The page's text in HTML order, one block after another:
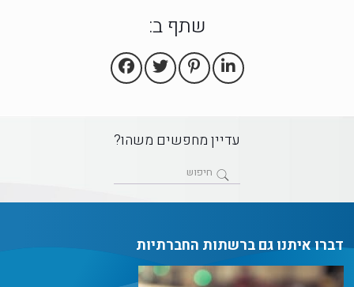
שתף ב:
עדיין מחפשים משהו?
דברו איתנו גם ברשתות החברתיות